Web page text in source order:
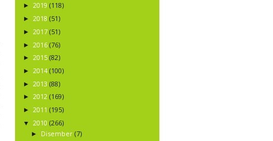
► 2019 (118)
► 2018 (51)
► 2017 (51)
► 2016 (76)
► 2015 (82)
► 2014 (100)
► 2013 (88)
► 2012 (169)
► 2011 (195)
▼ 2010 (266)
► Disember (7)